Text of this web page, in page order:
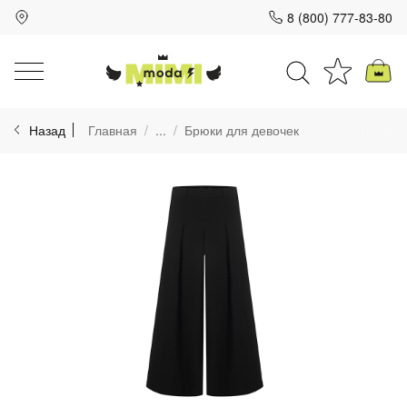
8 (800) 777-83-80
Назад Главная ... Брюки для девочек
Для клиентов всех банков
Разбейте
без переплат
График платежей